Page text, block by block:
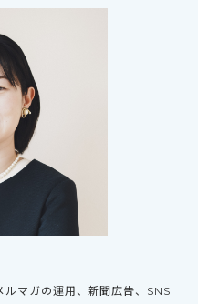
マガの運用、新聞広告、SNS